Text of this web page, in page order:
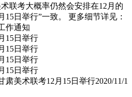
联考大概率仍然会安排在12月的
15日举行”一致。 更多细节详见：
作通知
肃美术联考12月15日举行2020/11/1